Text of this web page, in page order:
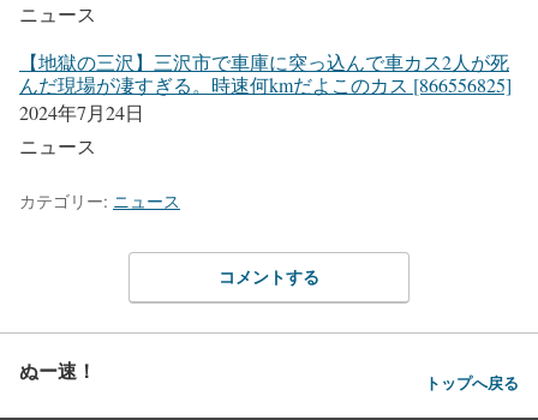
ニュース
【地獄の三沢】三沢市で車庫に突っ込んで車カス2人が死
んだ現場が凄すぎる。時速何kmだよこのカス [866556825]
2024年7月24日
ニュース
カテゴリー: ニュース
コメントする
ぬー速！ トップへ戻る